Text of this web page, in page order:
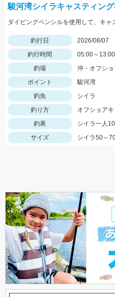
駿河湾シイラキャスティング
釣行日
2026/08/07
釣行時間
05:00～13:00
釣場
沖・オフショ
ポイント
駿河湾
釣魚
シイラ
釣り方
オフショア
釣果
シイラ一人
サイズ
シイラ50～